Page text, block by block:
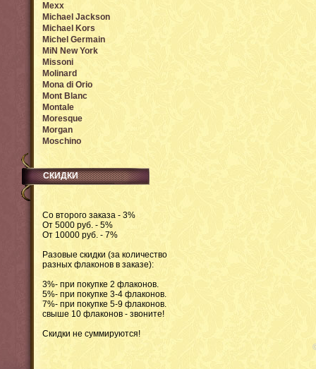
Mexx
Michael Jackson
Michael Kors
Michel Germain
MiN New York
Missoni
Molinard
Mona di Orio
Mont Blanc
Montale
Moresque
Morgan
Moschino
СКИДКИ
Со второго заказа - 3%
От 5000 руб. - 5%
От 10000 руб. - 7%
Разовые скидки (за количество
разных флаконов в заказе):
3%- при покупке 2 флаконов.
5%- при покупке 3-4 флаконов.
7%- при покупке 5-9 флаконов.
свыше 10 флаконов - звоните!
Скидки не суммируются!